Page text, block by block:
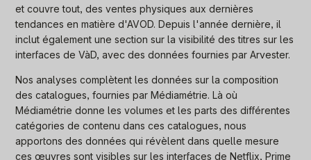
et couvre tout, des ventes physiques aux dernières
tendances en matière d'AVOD. Depuis l'année dernière, il
inclut également une section sur la visibilité des titres sur les
interfaces de VàD, avec des données fournies par Arvester.
Nos analyses complètent les données sur la composition
des catalogues, fournies par Médiamétrie. Là où
Médiamétrie donne les volumes et les parts des différentes
catégories de contenu dans ces catalogues, nous
apportons des données qui révèlent dans quelle mesure
ces œuvres sont visibles sur les interfaces de Netflix, Prime